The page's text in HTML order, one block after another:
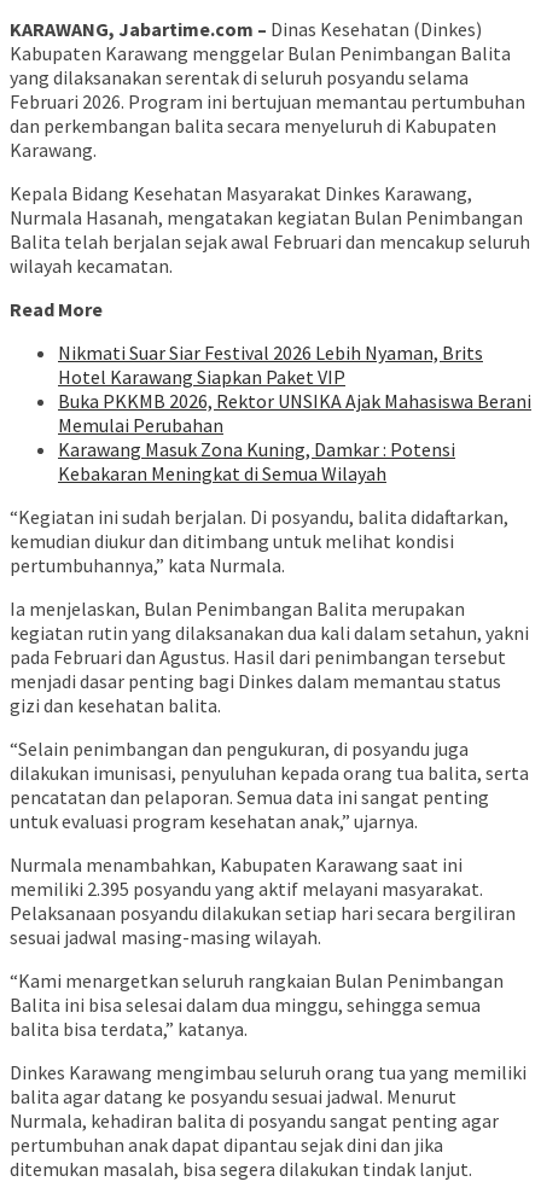
KARAWANG, Jabartime.com – Dinas Kesehatan (Dinkes)
Kabupaten Karawang menggelar Bulan Penimbangan Balita
yang dilaksanakan serentak di seluruh posyandu selama
Februari 2026. Program ini bertujuan memantau pertumbuhan
dan perkembangan balita secara menyeluruh di Kabupaten
Karawang.
Kepala Bidang Kesehatan Masyarakat Dinkes Karawang,
Nurmala Hasanah, mengatakan kegiatan Bulan Penimbangan
Balita telah berjalan sejak awal Februari dan mencakup seluruh
wilayah kecamatan.
Read More
Nikmati Suar Siar Festival 2026 Lebih Nyaman, Brits
Hotel Karawang Siapkan Paket VIP
Buka PKKMB 2026, Rektor UNSIKA Ajak Mahasiswa Berani
Memulai Perubahan
Karawang Masuk Zona Kuning, Damkar : Potensi
Kebakaran Meningkat di Semua Wilayah
“Kegiatan ini sudah berjalan. Di posyandu, balita didaftarkan,
kemudian diukur dan ditimbang untuk melihat kondisi
pertumbuhannya,” kata Nurmala.
Ia menjelaskan, Bulan Penimbangan Balita merupakan
kegiatan rutin yang dilaksanakan dua kali dalam setahun, yakni
pada Februari dan Agustus. Hasil dari penimbangan tersebut
menjadi dasar penting bagi Dinkes dalam memantau status
gizi dan kesehatan balita.
“Selain penimbangan dan pengukuran, di posyandu juga
dilakukan imunisasi, penyuluhan kepada orang tua balita, serta
pencatatan dan pelaporan. Semua data ini sangat penting
untuk evaluasi program kesehatan anak,” ujarnya.
Nurmala menambahkan, Kabupaten Karawang saat ini
memiliki 2.395 posyandu yang aktif melayani masyarakat.
Pelaksanaan posyandu dilakukan setiap hari secara bergiliran
sesuai jadwal masing-masing wilayah.
“Kami menargetkan seluruh rangkaian Bulan Penimbangan
Balita ini bisa selesai dalam dua minggu, sehingga semua
balita bisa terdata,” katanya.
Dinkes Karawang mengimbau seluruh orang tua yang memiliki
balita agar datang ke posyandu sesuai jadwal. Menurut
Nurmala, kehadiran balita di posyandu sangat penting agar
pertumbuhan anak dapat dipantau sejak dini dan jika
ditemukan masalah, bisa segera dilakukan tindak lanjut.